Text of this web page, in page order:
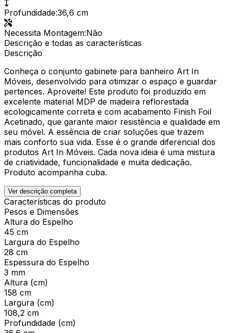
Profundidade:36,6 cm
Necessita Montagem:Não
Descrição e todas as características
Descrição
Conheça o conjunto gabinete para banheiro Art In
Móveis, desenvolvido para otimizar o espaço e guardar
pertences. Aproveite! Este produto foi produzido em
excelente material MDP de madeira reflorestada
ecologicamente correta e com acabamento Finish Foil
Acetinado, que garante maior resistência e qualidade em
seu móvel. A essência de criar soluções que trazem
mais conforto sua vida. Esse é o grande diferencial dos
produtos Art In Móveis. Cada nova ideia é uma mistura
de criatividade, funcionalidade e muita dedicação.
Produto acompanha cuba.
Ver descrição completa
Características do produto
Pesos e Dimensões
Altura do Espelho
45 cm
Largura do Espelho
28 cm
Espessura do Espelho
3 mm
Altura (cm)
158 cm
Largura (cm)
108,2 cm
Profundidade (cm)